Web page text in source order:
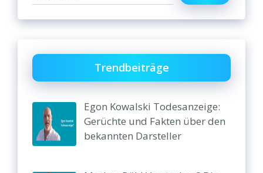
Trendbeiträge
Egon Kowalski Todesanzeige:
Gerüchte und Fakten über den
bekannten Darsteller